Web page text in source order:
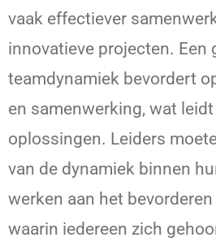
vaak effectiever
innovatieve projecten. Een
teamdynamiek bevordert
en samenwerking, wat
oplossingen. Leiders
van de dynamiek binnen
werken aan het
waarin iedereen zich